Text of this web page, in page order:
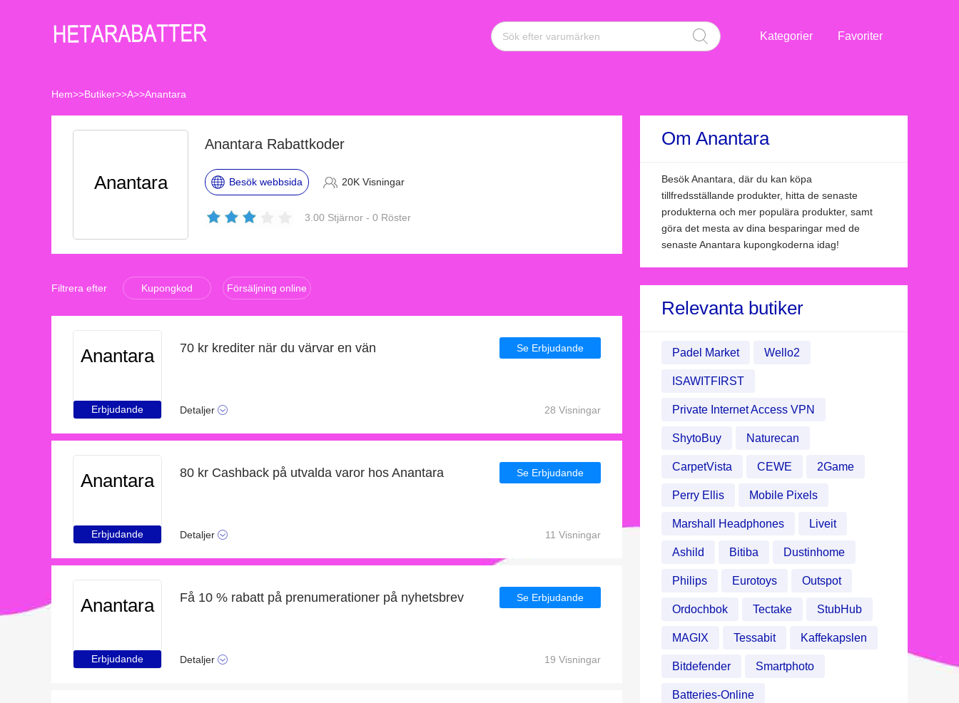
Kategorier Favoriter
Hem>>Butiker>>A>>Anantara
Anantara
Anantara Rabattkoder
Besök webbsida 20K Visningar
3.00 Stjärnor - 0 Röster
Filtrera efter Kupongkod Försäljning online
Anantara
Erbjudande
70 kr krediter när du värvar en vän
Detaljer
Se Erbjudande
28 Visningar
Anantara
Erbjudande
80 kr Cashback på utvalda varor hos Anantara
Detaljer
Se Erbjudande
11 Visningar
Anantara
Erbjudande
Få 10 % rabatt på prenumerationer på nyhetsbrev
Detaljer
Se Erbjudande
19 Visningar
Om Anantara
Besök Anantara, där du kan köpa
tillfredsställande produkter, hitta de senaste
produkterna och mer populära produkter, samt
göra det mesta av dina besparingar med de
senaste Anantara kupongkoderna idag!
Relevanta butiker
Padel Market Wello2
ISAWITFIRST
Private Internet Access VPN
ShytoBuy Naturecan
CarpetVista CEWE 2Game
Perry Ellis Mobile Pixels
Marshall Headphones Liveit
Ashild Bitiba Dustinhome
Philips Eurotoys Outspot
Ordochbok Tectake StubHub
MAGIX Tessabit Kaffekapslen
Bitdefender Smartphoto
Batteries-Online